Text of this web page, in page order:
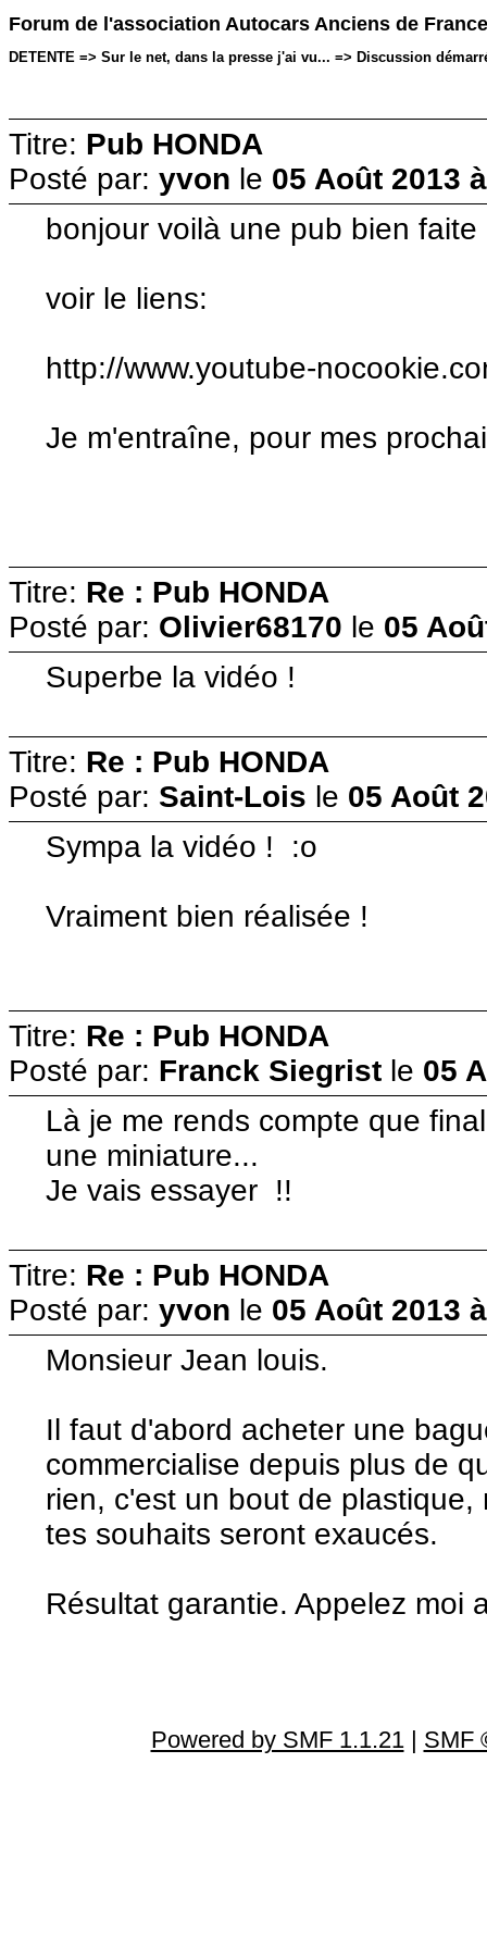
Forum de l'association Autocars Anciens de France
DETENTE => Sur le net, dans la presse j'ai vu... => Discussion
Titre: Pub HONDA
Posté par: yvon le 05 Août 2013
bonjour voilà une pub bien
voir le liens:
http://www.youtube-
Je m'entraîne, pour mes
Titre: Re : Pub HONDA
Posté par: Olivier68170 le 05
Superbe la vidéo !
Titre: Re : Pub HONDA
Posté par: Saint-Lois le 05 Août
Sympa la vidéo ! :o
Vraiment bien réalisée !
Titre: Re : Pub HONDA
Posté par: Franck Siegrist le 05
Là je me rends compte que
une miniature...
Je vais essayer !!
Titre: Re : Pub HONDA
Posté par: yvon le 05 Août 2013
Monsieur Jean louis.
Il faut d'abord acheter une
commercialise depuis plus de
rien, c'est un bout de
tes souhaits seront exaucés.
Résultat garantie. Appelez moi
Powered by SMF 1.1.21| SMF